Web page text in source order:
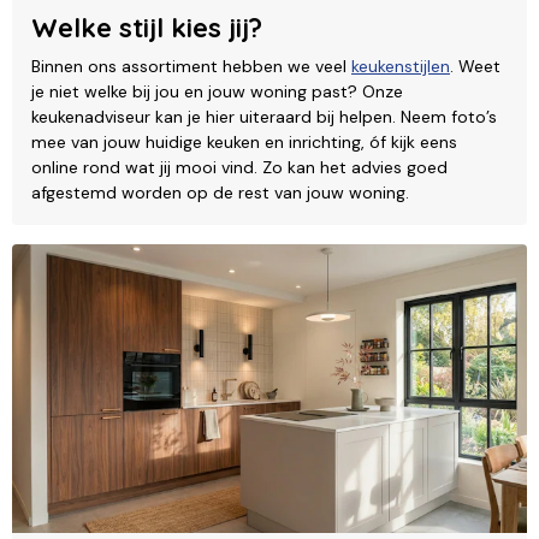
Welke stijl kies jij?
Binnen ons assortiment hebben we veel keukenstijlen. Weet
je niet welke bij jou en jouw woning past? Onze
keukenadviseur kan je hier uiteraard bij helpen. Neem foto’s
mee van jouw huidige keuken en inrichting, óf kijk eens
online rond wat jij mooi vind. Zo kan het advies goed
afgestemd worden op de rest van jouw woning.